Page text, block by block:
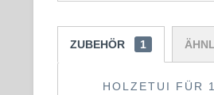
ZUBEHÖR 1
HOLZETUI FÜR 1